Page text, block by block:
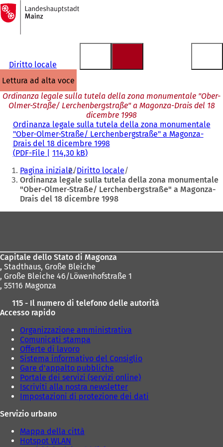
Vai al contenuto
Alla
pagina
iniziale
Diritto locale
lettura ad alta voce
Ordinanza legale sulla tutela della zona monumentale "Ober-
Olmer-Straße/ Lerchenbergstraße" a Magonza-Drais del 18
dicembre 1998
Ordinanza legale sulla tutela della zona monumentale
"Ober-Olmer-Straße/ Lerchenbergstraße" a Magonza-
Drais del 18 dicembre 1998
PDF-File 114,30 kB
Siete
qui:
Pagina iniziale Diritto locale
Ordinanza legale sulla tutela della zona monumentale
"Ober-Olmer-Straße/ Lerchenbergstraße" a Magonza-
Drais del 18 dicembre 1998
Capitale dello Stato di Magonza
, Stadthaus, Große Bleiche
, Große Bleiche 46/Löwenhofstraße 1
, 55116 Magonza
115 - Il numero di telefono delle autorità
Accesso rapido
Organizzazione amministrativa
Comunicati stampa
Offerte di lavoro
Sistema informativo del Consiglio
Gare d'appalto pubbliche
Portale dei servizi (servizi online)
Iscriviti alla nostra newsletter
Impostazioni di protezione dei dati
Servizio urbano
Mappa della città
Hotspot WLAN